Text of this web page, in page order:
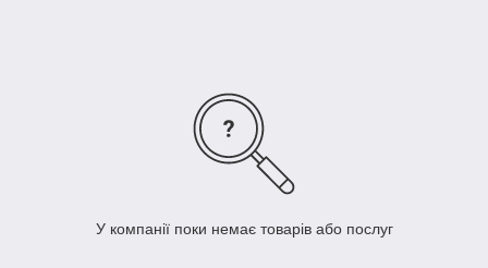
У компанії поки немає товарів або послуг